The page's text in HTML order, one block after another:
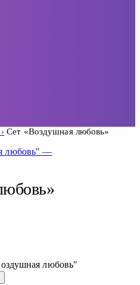
Сет «Воздушная любовь»
любовь"